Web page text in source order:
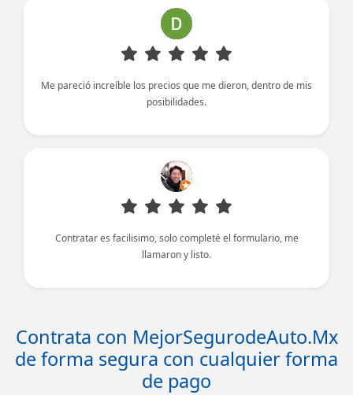
Me pareció increíble los precios que me dieron, dentro de mis
posibilidades.
Contratar es facilisimo, solo completé el formulario, me
llamaron y listo.
Contrata con MejorSegurodeAuto.Mx
de forma segura con cualquier forma
de pago